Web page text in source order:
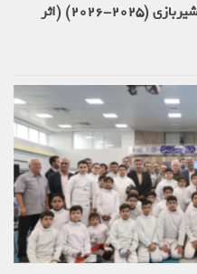
قوانین تکنیکی فدراسیون جهانی شمشیربازی (2025-2026) (اثر